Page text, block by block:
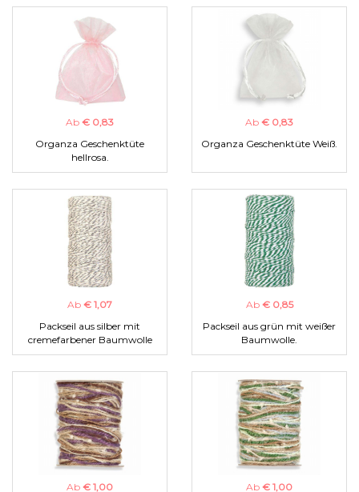
Ab € 0,83
Organza Geschenktüte
hellrosa.
Ab € 0,83
Organza Geschenktüte Weiß.
Ab € 1,07
Packseil aus silber mit
cremefarbener Baumwolle
Ab € 0,85
Packseil aus grün mit weißer
Baumwolle.
Ab € 1,00 Ab € 1,00